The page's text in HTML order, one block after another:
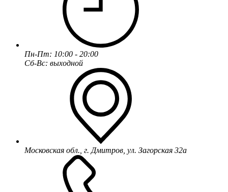
Пн-Пт: 10:00 - 20:00
Сб-Вс: выходной
Московская обл., г. Дмитров, ул. Загорская 32а